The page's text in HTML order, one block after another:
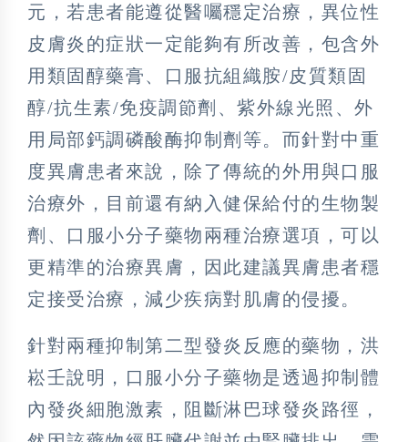
元，若患者能遵從醫囑穩定治療，異位性
皮膚炎的症狀一定能夠有所改善，包含外
用類固醇藥膏、口服抗組織胺/皮質類固
醇/抗生素/免疫調節劑、紫外線光照、外
用局部鈣調磷酸酶抑制劑等。而針對中重
度異膚患者來說，除了傳統的外用與口服
治療外，目前還有納入健保給付的生物製
劑、口服小分子藥物兩種治療選項，可以
更精準的治療異膚，因此建議異膚患者穩
定接受治療，減少疾病對肌膚的侵擾。
針對兩種抑制第二型發炎反應的藥物，洪
崧壬說明，口服小分子藥物是透過抑制體
內發炎細胞激素，阻斷淋巴球發炎路徑，